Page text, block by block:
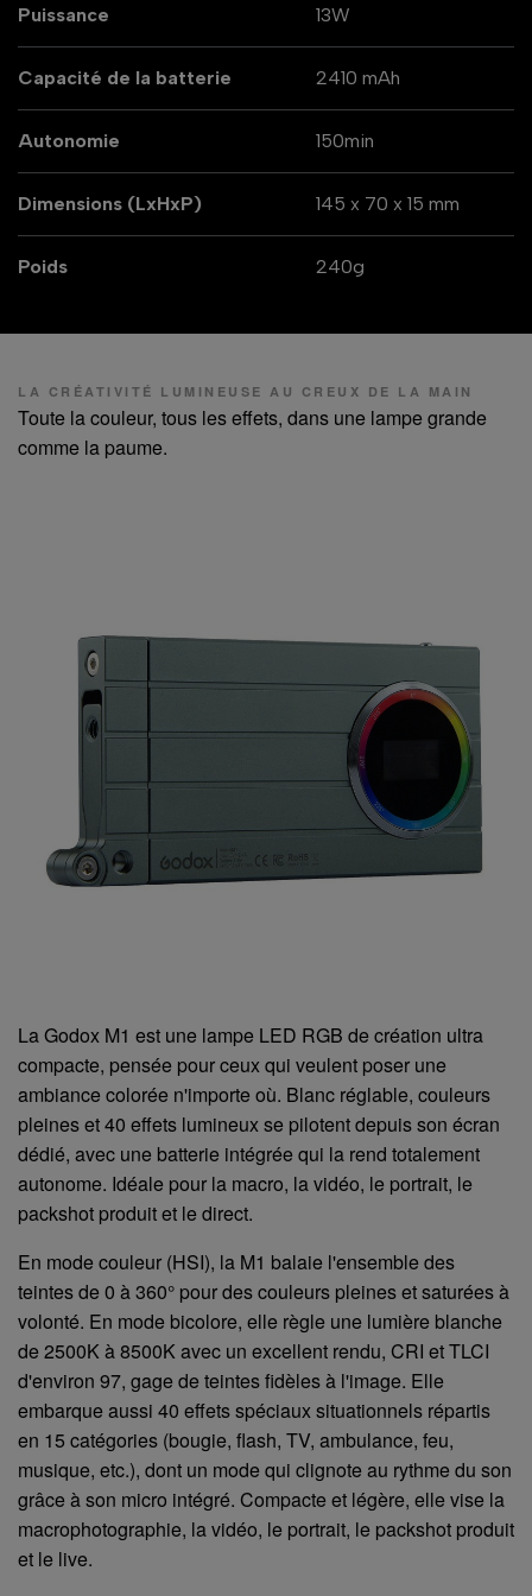
Puissance 13W
Capacité de la batterie 2410 mAh
Autonomie 150min
Dimensions (LxHxP) 145 x 70 x 15 mm
Poids 240g
LA CRÉATIVITÉ LUMINEUSE AU CREUX DE LA MAIN
Toute la couleur, tous les effets, dans une lampe grande
comme la paume.
La Godox M1 est une lampe LED RGB de création ultra
compacte, pensée pour ceux qui veulent poser une
ambiance colorée n'importe où. Blanc réglable, couleurs
pleines et 40 effets lumineux se pilotent depuis son écran
dédié, avec une batterie intégrée qui la rend totalement
autonome. Idéale pour la macro, la vidéo, le portrait, le
packshot produit et le direct.
En mode couleur (HSI), la M1 balaie l'ensemble des
teintes de 0 à 360° pour des couleurs pleines et saturées à
volonté. En mode bicolore, elle règle une lumière blanche
de 2500K à 8500K avec un excellent rendu, CRI et TLCI
d'environ 97, gage de teintes fidèles à l'image. Elle
embarque aussi 40 effets spéciaux situationnels répartis
en 15 catégories (bougie, flash, TV, ambulance, feu,
musique, etc.), dont un mode qui clignote au rythme du son
grâce à son micro intégré. Compacte et légère, elle vise la
macrophotographie, la vidéo, le portrait, le packshot produit
et le live.